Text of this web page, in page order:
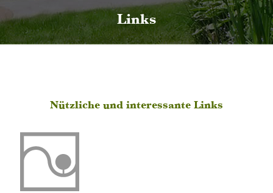
Links
Nützliche und interessante Links